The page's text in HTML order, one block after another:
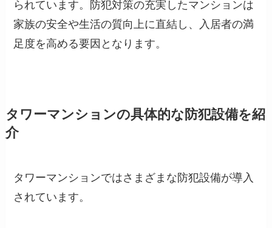
られています。防犯対策の充実したマンションは
家族の安全や生活の質向上に直結し、入居者の満
足度を高める要因となります。
タワーマンションの具体的な防犯設備を紹
介
タワーマンションではさまざまな防犯設備が導入
されています。